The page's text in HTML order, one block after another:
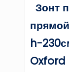
Зонт
h-
Oxford